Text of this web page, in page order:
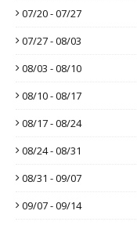
07/20 - 07/27
07/27 - 08/03
08/03 - 08/10
08/10 - 08/17
08/17 - 08/24
08/24 - 08/31
08/31 - 09/07
09/07 - 09/14